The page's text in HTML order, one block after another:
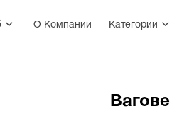
О Компании Категории
Вагове